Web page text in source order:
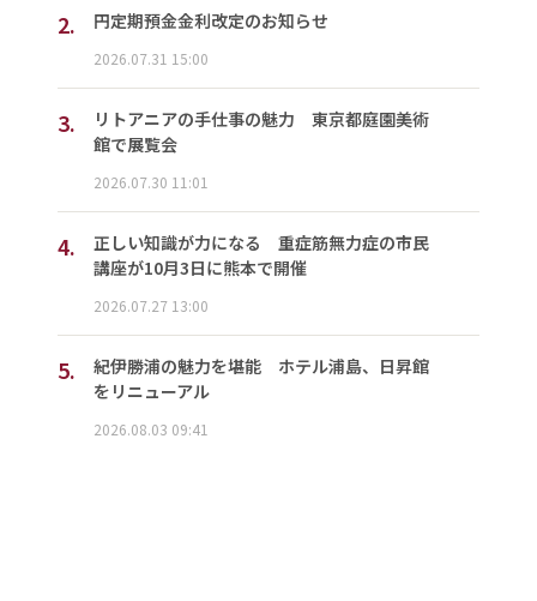
2. 円定期預金金利改定のお知らせ
2026.07.31 15:00
3.
リトアニアの手仕事の魅力 東京都庭園美術
館で展覧会
2026.07.30 11:01
4.
正しい知識が力になる 重症筋無力症の市民
講座が10月3日に熊本で開催
2026.07.27 13:00
5.
紀伊勝浦の魅力を堪能 ホテル浦島、日昇館
をリニューアル
2026.08.03 09:41